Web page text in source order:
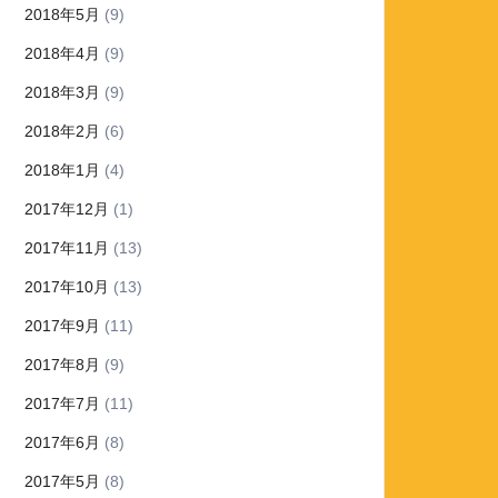
2018年5月 (9)
2018年4月 (9)
2018年3月 (9)
2018年2月 (6)
2018年1月 (4)
2017年12月 (1)
2017年11月 (13)
2017年10月 (13)
2017年9月 (11)
2017年8月 (9)
2017年7月 (11)
2017年6月 (8)
2017年5月 (8)